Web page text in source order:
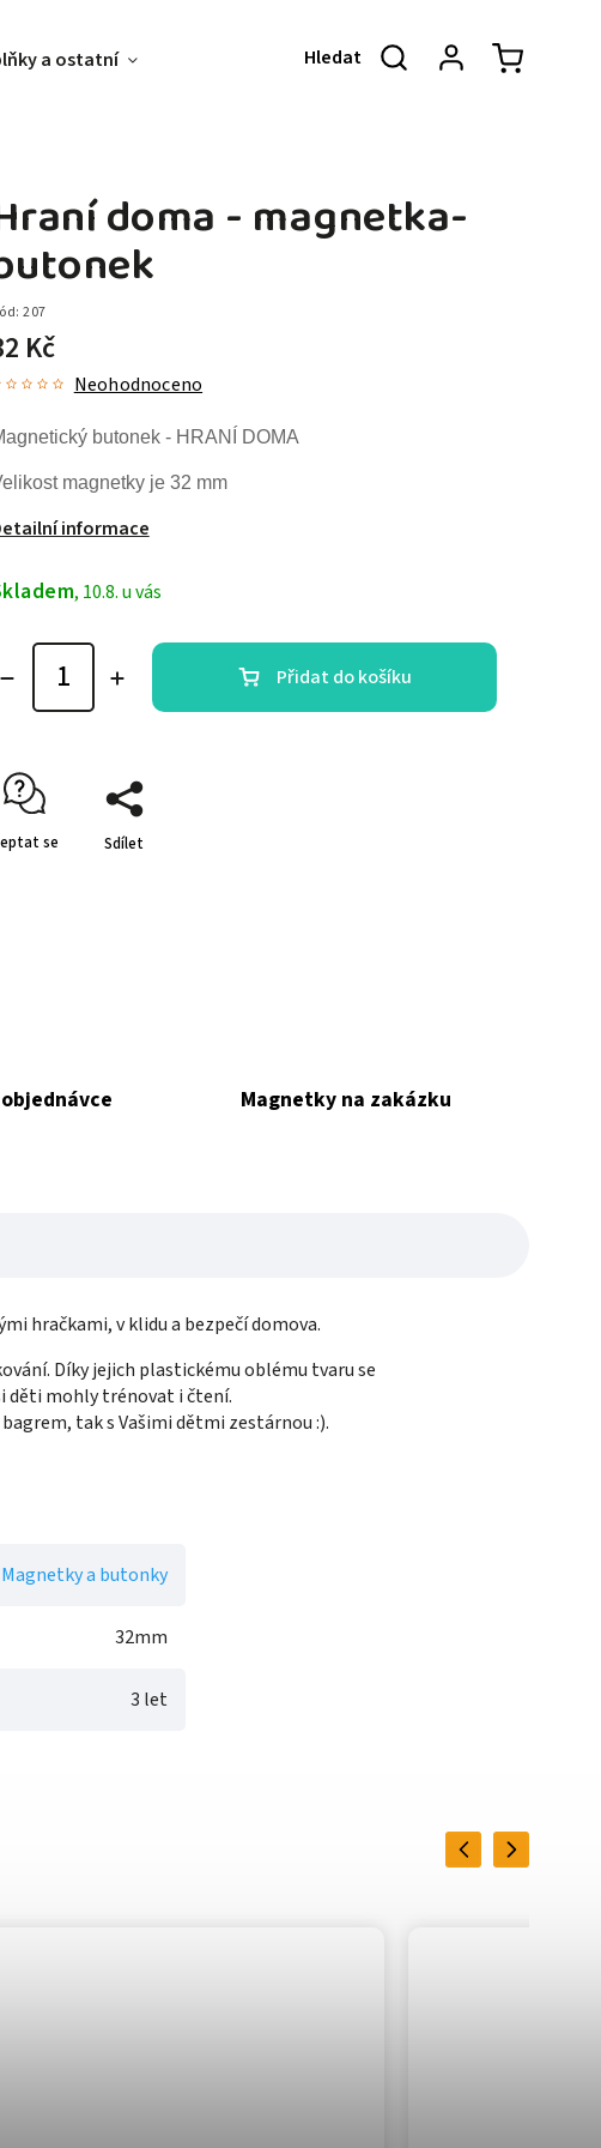
a ostatní Akce & Slevy O NÁS
doma - magnetka-
207
Kč
Neohodnoceno
butonek - HRANÍ DOMA
magnetky je 32 mm
informace
, 10.8. u vás
Přidat do košíku
se Sdílet
Magnetky na zakázku
hračkami, v klidu a bezpečí domova.
Díky jejich plastickému oblému tvaru se
děti mohly trénovat i čtení.
tak s Vašimi dětmi zestárnou :).
Magnetky a butonky
32mm
3 let
PreviousNext